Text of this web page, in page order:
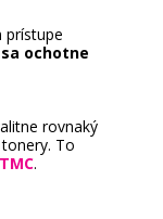
prístupe
ochotne
rovnaký
To
.